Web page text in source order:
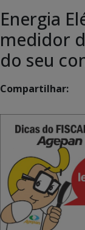
Energia
medidor
do seu
Compartilhar: